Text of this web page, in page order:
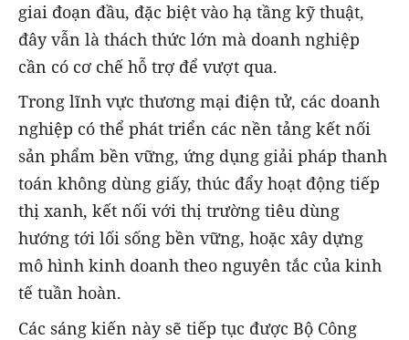
giai đoạn đầu, đặc biệt vào hạ tầng kỹ thuật,
đây vẫn là thách thức lớn mà doanh nghiệp
cần có cơ chế hỗ trợ để vượt qua.
Trong lĩnh vực thương mại điện tử, các doanh
nghiệp có thể phát triển các nền tảng kết nối
sản phẩm bền vững, ứng dụng giải pháp thanh
toán không dùng giấy, thúc đẩy hoạt động tiếp
thị xanh, kết nối với thị trường tiêu dùng
hướng tới lối sống bền vững, hoặc xây dựng
mô hình kinh doanh theo nguyên tắc của kinh
tế tuần hoàn.
Các sáng kiến này sẽ tiếp tục được Bộ Công